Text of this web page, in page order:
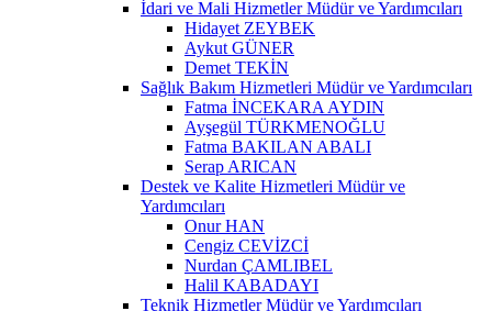
İdari ve Mali Hizmetler Müdür ve Yardımcıları
Hidayet ZEYBEK
Aykut GÜNER
Demet TEKİN
Sağlık Bakım Hizmetleri Müdür ve Yardımcıları
Fatma İNCEKARA AYDIN
Ayşegül TÜRKMENOĞLU
Fatma BAKILAN ABALI
Serap ARICAN
Destek ve Kalite Hizmetleri Müdür ve
Yardımcıları
Onur HAN
Cengiz CEVİZCİ
Nurdan ÇAMLIBEL
Halil KABADAYI
Teknik Hizmetler Müdür ve Yardımcıları